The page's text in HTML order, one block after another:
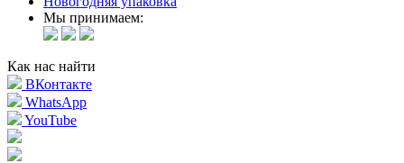
Мы принимаем:
Как нас найти
ВКонтакте
WhatsApp
YouTube